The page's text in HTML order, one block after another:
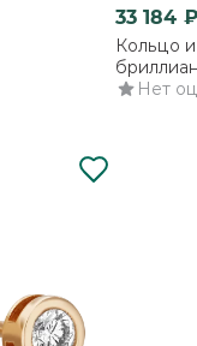
33 184 ₽
Кольцо
Нет